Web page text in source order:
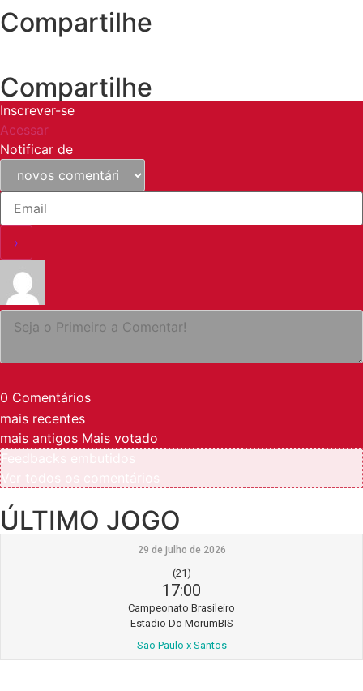
Compartilhe
Compartilhe
Inscrever-se
Acessar
Notificar de
0 Comentários
mais recentes
mais antigos Mais votado
ÚLTIMO JOGO
29 de julho de 2026
(21)
17:00
Campeonato Brasileiro
Estadio Do MorumBIS
Sao Paulo x Santos